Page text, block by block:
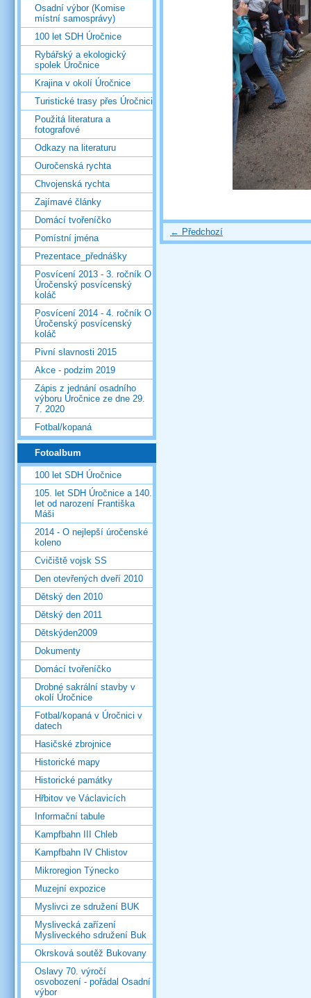
← Předchozí
Osadní výbor (Komise
místní samosprávy)
100 let SDH Úročnice
Rybářský a ekologický
spolek Úročnice
Krajina v okolí Úročnice
Turistické trasy přes Úročnici
Použitá literatura a
fotografové
Odkazy na literaturu
Ouročenská rychta
Chvojenská rychta
Zajímavé články
Domácí tvořeníčko
Pomístní jména
Prezentace_přednášky
Posvícení 2013 - 3. ročník O
Úročenský posvícenský
koláč
Posvícení 2014 - 4. ročník O
Úročenský posvícenský
koláč
Pivní slavnosti 2015
Akce - podzim 2019
Zápis z jednání osadního
výboru Úročnice ze dne 29.
7. 2020
Fotbal/kopaná
Fotoalbum
100 let SDH Úročnice
105. let SDH Úročnice a 140.
let od narození Františka
Máši
2014 - O nejlepší úročenské
koleno
Cvičiště vojsk SS
Den otevřených dveří 2010
Dětský den 2010
Dětský den 2011
Dětskýden2009
Dokumenty
Domácí tvořeníčko
Drobné sakrální stavby v
okolí Úročnice
Fotbal/kopaná v Úročnici v
datech
Hasičské zbrojnice
Historické mapy
Historické památky
Hřbitov ve Václavicích
Informační tabule
Kampfbahn III Chleb
Kampfbahn IV Chlistov
Mikroregion Týnecko
Muzejní expozice
Myslivci ze sdružení BUK
Myslivecká zařízení
Mysliveckého sdružení Buk
Okrsková soutěž Bukovany
Oslavy 70. výročí
osvobození - pořádal Osadní
výbor